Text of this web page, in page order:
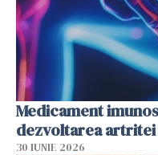
Medicament
dezvoltarea
30 IUNIE 2026